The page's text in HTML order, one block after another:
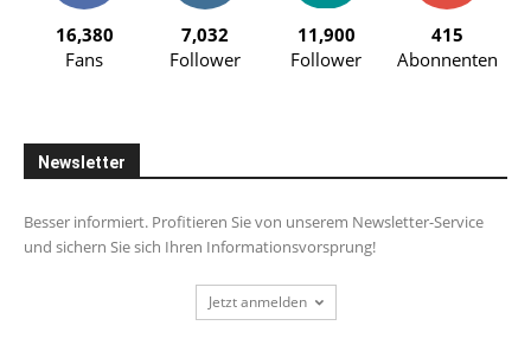
16,380
Fans
7,032
Follower
11,900
Follower
415
Abonnenten
Newsletter
Besser informiert. Profitieren Sie von unserem Newsletter-Service
und sichern Sie sich Ihren Informationsvorsprung!
Jetzt anmelden